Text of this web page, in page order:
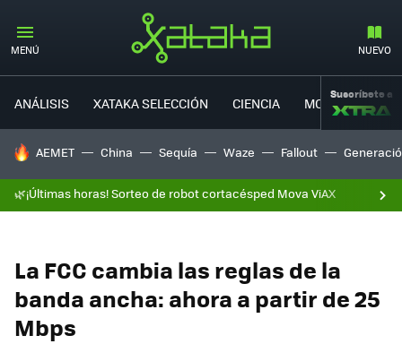
MENÚ NUEVO
ANÁLISIS XATAKA SELECCIÓN CIENCIA MOVILIDAD
Suscríbete a
HOY SE HABLA DE
AEMET China Sequía Waze Fallout
🌿¡Últimas horas! Sorteo de robot cortacésped Mova ViAX
La FCC cambia las reglas de la
banda ancha: ahora a partir de 25
Mbps